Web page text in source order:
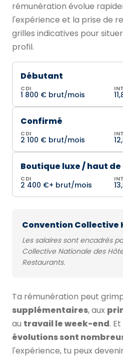
rémunération évolue
l'expérience et la prise de
grilles indicatives pour
profil.
Débutant
CDI
1 800 € brut/mois
Confirmé
CDI
2 100 € brut/mois
Boutique luxe / haut
CDI
2 400 €+ brut/mois
Convention Collective
Les salaires sont encadrés
Collective Nationale des
Restaurants.
Ta rémunération peut
supplémentaires, aux
au travail le week-end.
évolutions sont
l'expérience, tu peux